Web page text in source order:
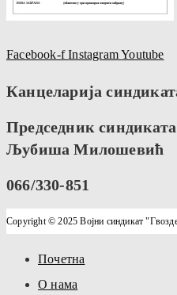
Facebook-f InstagramYoutube
Канцеларија
Председник
Љубиша Милошевић
066/330-851
Copyright © 2025 Војни синдикат
Почетна
О нама